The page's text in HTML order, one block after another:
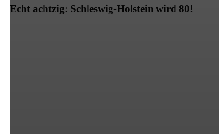
Echt achtzig: Schleswig-Holstein wird 80!